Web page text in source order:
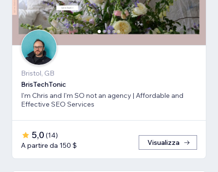
Bristol, GB
BrisTechTonic
I'm Chris and I'm SO not an agency | Affordable and
Effective SEO Services
5,0 (14)
A partire da 150 $
Visualizza